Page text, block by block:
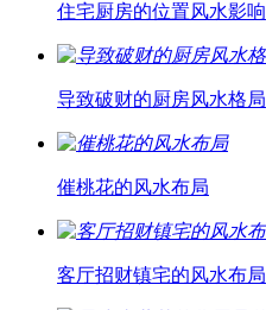
住宅厨房的位置风水影响
导致破财的厨房风水格局
催桃花的风水布局
客厅招财镇宅的风水布局